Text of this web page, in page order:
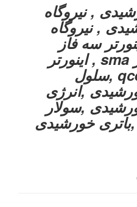
, نیروگاه
, نیروگاه
سه فاز
خورشیدی , اینورتر sma , اینورتر
fronius . پنل qcells ,سلول
,انرژی
,سولار
,باتری خورشیدی